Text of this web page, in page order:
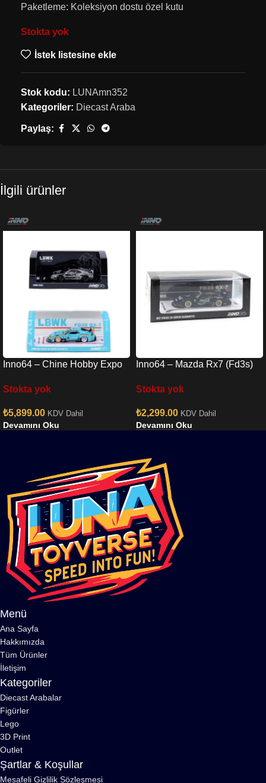
Paketleme: Koleksiyon dostu özel kutu
Stokta yok
İstek listesine ekle
Stok kodu: LUNAmn352
Kategoriler: Diecast Araba
Paylaş:
İlgili ürünler
Inno64 – Chine Hobby Expo
Stokta yok
₺5,899.00 KDV Dahil
Devamını Oku
Inno64 – Mazda Rx7 (Fd3s)
lbwk-rx7-01
Stokta yok
₺2,299.00 KDV Dahil
Devamını Oku
Menü
Ana Sayfa
Hakkımızda
Tüm Ürünler
İletişim
Kategoriler
Diecast Arabalar
Figürler
Lego
3D Print
Outlet
Şartlar & Koşullar
Mesafeli Gizlilik Sözleşmesi